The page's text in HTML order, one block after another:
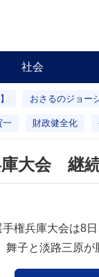
社会
おさるのジョー
一 財政健全化
庫大会 継
権兵庫大会は8
舞子と淡路三原が